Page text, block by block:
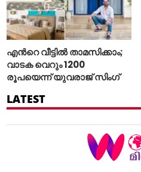
എന്‍റെ വീട്ടില്‍ താമസിക്കാം;
വാടക വെറും 1200
രൂപയെന്ന് യുവരാജ് സിംഗ്
LATEST